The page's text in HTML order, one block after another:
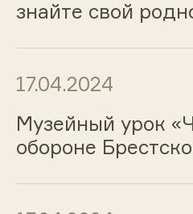
знайте свой
17.04.2024
Музейный урок
обороне